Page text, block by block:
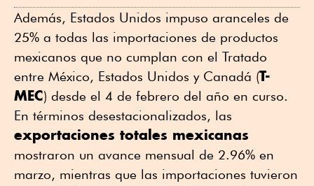
Además, Estados Unidos impuso aranceles de
25% a todas las importaciones de productos
mexicanos que no cumplan con el Tratado
entre México, Estados Unidos y Canadá (T-
MEC) desde el 4 de febrero del año en curso.
En términos desestacionalizados, las
exportaciones totales mexicanas
mostraron un avance mensual de 2.96% en
marzo, mientras que las importaciones tuvieron